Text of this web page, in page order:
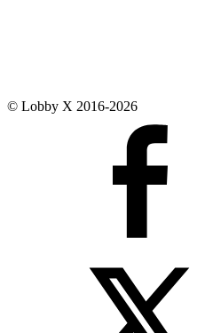
© Lobby X 2016-2026